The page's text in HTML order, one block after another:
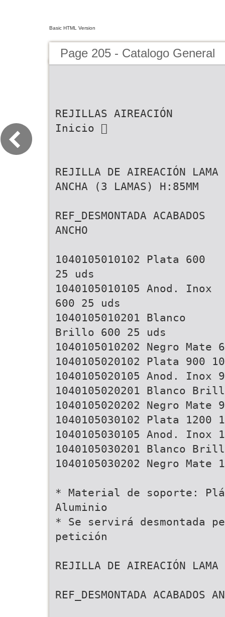
Basic HTML Version
Page 205 - Catalogo General
REJILLAS AIREACIÓN
Inicio 
REJILLA DE AIREACIÓN LAMA
ANCHA (3 LAMAS) H:85MM
REF_DESMONTADA ACABADOS
ANCHO
1040105010102 Plata 600
25 uds
1040105010105 Anod. Inox
600 25 uds
1040105010201 Blanco
Brillo 600 25 uds
1040105010202 Negro Mate
1040105020102 Plata 900
1040105020105 Anod. Inox
1040105020201 Blanco
1040105020202 Negro Mate
1040105030102 Plata 1200
1040105030105 Anod. Inox
1040105030201 Blanco
1040105030202 Negro
* Material de soporte:
Aluminio
* Se servirá desmontada
petición
REJILLA DE AIREACIÓN
REF_DESMONTADA ACABADOS